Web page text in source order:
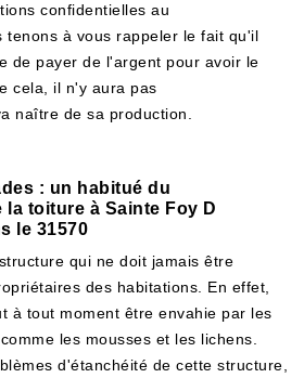
confidentielles au
tenons à vous rappeler le fait qu'il
de payer de l'argent pour avoir le
cela, il n'y aura pas
naître de sa production.
: un habitué du
la toiture à Sainte Foy D
le 31570
qui ne doit jamais être
des habitations. En effet,
à tout moment être envahie par les
les mousses et les lichens.
d'étanchéité de cette structure,